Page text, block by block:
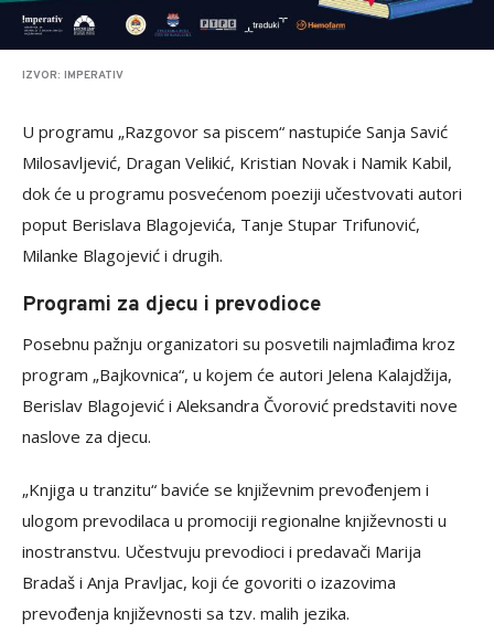
IZVOR: IMPERATIV
U programu „Razgovor sa piscem“ nastupiće Sanja Savić
Milosavljević, Dragan Velikić, Kristian Novak i Namik Kabil,
dok će u programu posvećenom poeziji učestvovati autori
poput Berislava Blagojevića, Tanje Stupar Trifunović,
Milanke Blagojević i drugih.
Programi za djecu i prevodioce
Posebnu pažnju organizatori su posvetili najmlađima kroz
program „Bajkovnica“, u kojem će autori Jelena Kalajdžija,
Berislav Blagojević i Aleksandra Čvorović predstaviti nove
naslove za djecu.
„Knjiga u tranzitu“ baviće se književnim prevođenjem i
ulogom prevodilaca u promociji regionalne književnosti u
inostranstvu. Učestvuju prevodioci i predavači Marija
Bradaš i Anja Pravljac, koji će govoriti o izazovima
prevođenja književnosti sa tzv. malih jezika.